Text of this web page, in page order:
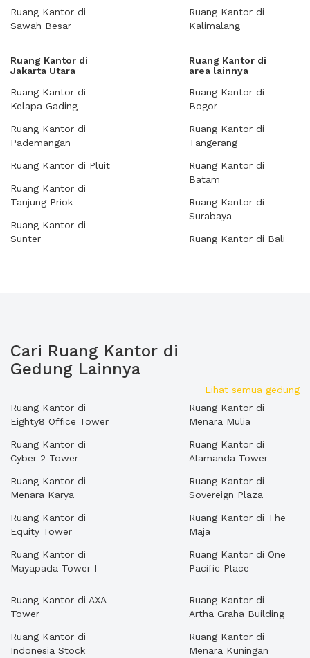
Ruang Kantor di
Sawah Besar
Ruang Kantor di
Kalimalang
Ruang Kantor di
Jakarta Utara
Ruang Kantor di
Kelapa Gading
Ruang Kantor di
Pademangan
Ruang Kantor di Pluit
Ruang Kantor di
Tanjung Priok
Ruang Kantor di
Sunter
Ruang Kantor di
area lainnya
Ruang Kantor di
Bogor
Ruang Kantor di
Tangerang
Ruang Kantor di
Batam
Ruang Kantor di
Surabaya
Ruang Kantor di Bali
Cari Ruang Kantor di
Gedung Lainnya
Lihat semua gedung
Ruang Kantor di
Eighty8 Office Tower
Ruang Kantor di
Cyber 2 Tower
Ruang Kantor di
Menara Karya
Ruang Kantor di
Equity Tower
Ruang Kantor di
Mayapada Tower I
Ruang Kantor di
Menara Mulia
Ruang Kantor di
Alamanda Tower
Ruang Kantor di
Sovereign Plaza
Ruang Kantor di The
Maja
Ruang Kantor di One
Pacific Place
Ruang Kantor di AXA
Tower
Ruang Kantor di
Indonesia Stock
Ruang Kantor di
Artha Graha Building
Ruang Kantor di
Menara Kuningan